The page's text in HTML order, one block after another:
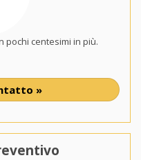
pochi centesimi in più.
»